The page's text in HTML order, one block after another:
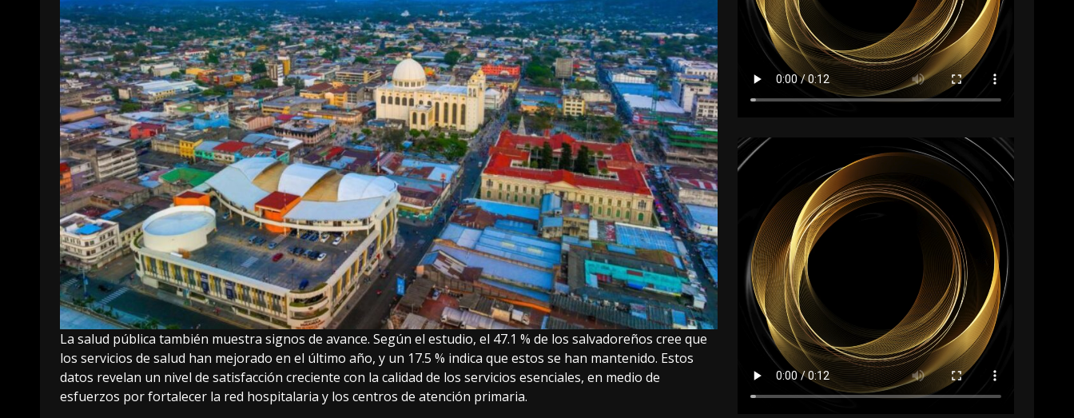
La salud pública también muestra signos de avance. Según el estudio, el 47.1 % de los salvadoreños cree que
los servicios de salud han mejorado en el último año, y un 17.5 % indica que estos se han mantenido. Estos
datos revelan un nivel de satisfacción creciente con la calidad de los servicios esenciales, en medio de
esfuerzos por fortalecer la red hospitalaria y los centros de atención primaria.